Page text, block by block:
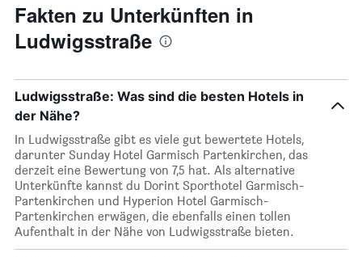
Fakten zu Unterkünften in
Ludwigsstraße
Ludwigsstraße: Was sind die besten Hotels in
der Nähe?
In Ludwigsstraße gibt es viele gut bewertete Hotels,
darunter Sunday Hotel Garmisch Partenkirchen, das
derzeit eine Bewertung von 7,5 hat. Als alternative
Unterkünfte kannst du Dorint Sporthotel Garmisch-
Partenkirchen und Hyperion Hotel Garmisch-
Partenkirchen erwägen, die ebenfalls einen tollen
Aufenthalt in der Nähe von Ludwigsstraße bieten.